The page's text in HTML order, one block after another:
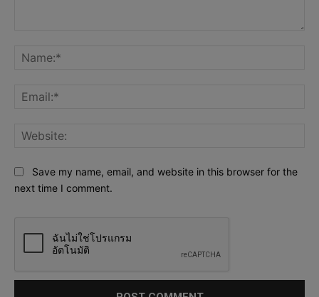
Save my name, email, and website in this browser for the
next time I comment.